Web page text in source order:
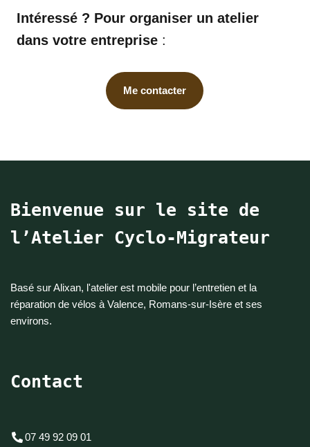
Intéressé ? Pour organiser un atelier
dans votre entreprise :
Me contacter
Bienvenue sur le site de
l’Atelier Cyclo-Migrateur
Basé sur Alixan, l'atelier est mobile pour l’entretien et la
réparation de vélos à Valence, Romans-sur-Isère et ses
environs.
Contact
07 49 92 09 01